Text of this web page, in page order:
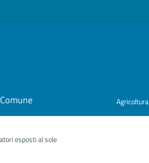
Agricoltura
esposti al sole